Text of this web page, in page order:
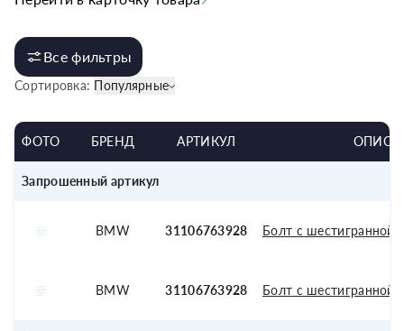
Все фильтры
Сортировка: Популярные
ФОТО БРЕНД АРТИКУЛ
Запрошенный артикул
BMW 31106763928 Болт с шестигранной
BMW 31106763928 Болт с шестигранной